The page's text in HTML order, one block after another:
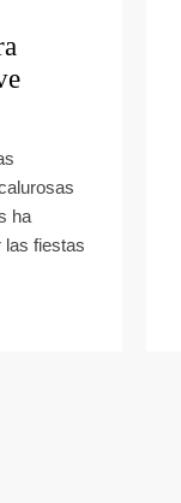
ha
las fiestas